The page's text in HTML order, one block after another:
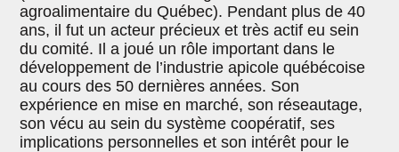
agroalimentaire du Québec). Pendant plus de 40
ans, il fut un acteur précieux et très actif eu sein
du comité. Il a joué un rôle important dans le
développement de l’industrie apicole québécoise
au cours des 50 dernières années. Son
expérience en mise en marché, son réseautage,
son vécu au sein du système coopératif, ses
implications personnelles et son intérêt pour le